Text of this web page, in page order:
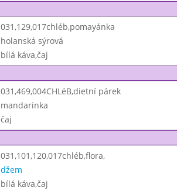
031,129,017chléb,pomayánka
holanská sýrová
bílá káva,čaj
031,469,004CHLéB,dietní párek
mandarinka
čaj
031,101,120,017chléb,flora,
džem
bílá káva,čaj